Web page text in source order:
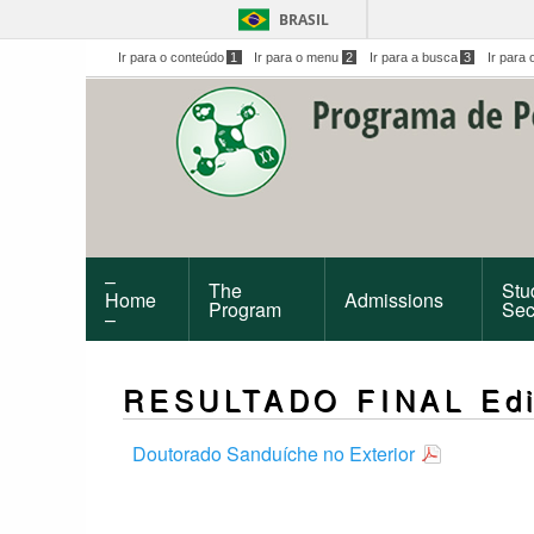
BRASIL
Ir para o conteúdo 1 Ir para o menu 2 Ir para a busca 3 Ir para
–
Home
–
The
Program Admissions
RESULTADO FINAL
Doutorado Sanduíche no Exterior